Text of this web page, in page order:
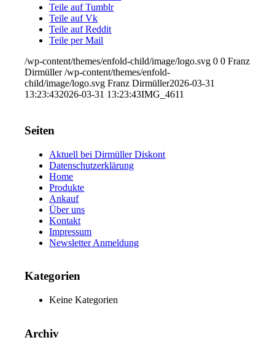
Teile auf Tumblr
Teile auf Vk
Teile auf Reddit
Teile per Mail
/wp-content/themes/enfold-child/image/logo.svg 0 0 Franz
Dirmüller /wp-content/themes/enfold-
child/image/logo.svg Franz Dirmüller2026-03-31
13:23:432026-03-31 13:23:43IMG_4611
Seiten
Aktuell bei Dirmüller Diskont
Datenschutzerklärung
Home
Produkte
Ankauf
Über uns
Kontakt
Impressum
Newsletter Anmeldung
Kategorien
Keine Kategorien
Archiv